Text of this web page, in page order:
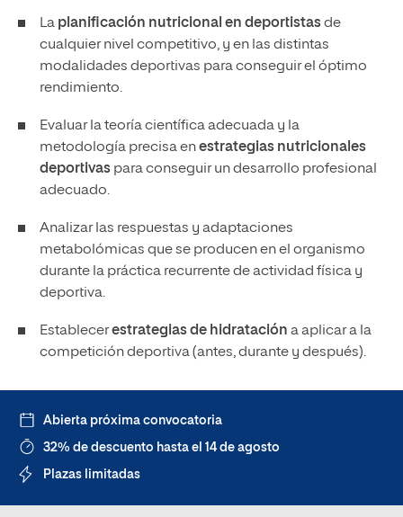
La planificación nutricional en deportistasde
cualquier nivel competitivo, y en las distintas
modalidades deportivas para conseguir el óptimo
rendimiento.
Evaluar la teoría científica adecuada y la
metodología precisa enestrategias nutricionales
deportivas para conseguir un desarrollo profesional
adecuado.
Analizar las respuestas y adaptaciones
metabolómicas que se producen en el organismo
durante la práctica recurrente de actividad física y
deportiva.
Establecerestrategias de hidratación a aplicar a la
competición deportiva (antes, durante y después).
Abierta próxima convocatoria
32% de descuento hasta el 14 de agosto
Plazas limitadas